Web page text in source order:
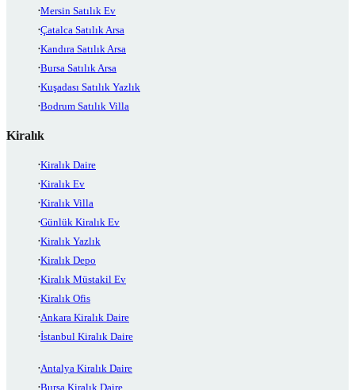
Mersin Satılık Ev
Çatalca Satılık Arsa
Kandıra Satılık Arsa
Bursa Satılık Arsa
Kuşadası Satılık Yazlık
Bodrum Satılık Villa
Kiralık
Kiralık Daire
Kiralık Ev
Kiralık Villa
Günlük Kiralık Ev
Kiralık Yazlık
Kiralık Depo
Kiralık Müstakil Ev
Kiralık Ofis
Ankara Kiralık Daire
İstanbul Kiralık Daire
Antalya Kiralık Daire
Bursa Kiralık Daire